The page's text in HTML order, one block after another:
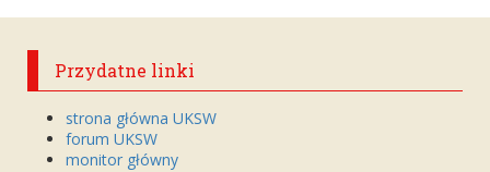
Przydatne linki
strona główna UKSW
forum UKSW
monitor główny